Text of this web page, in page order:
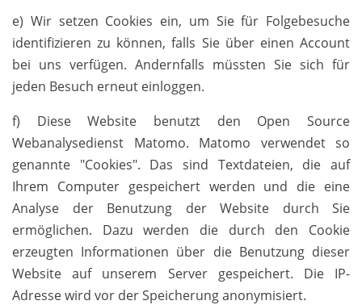
e) Wir setzen Cookies ein, um Sie für Folgebesuche
identifizieren zu können, falls Sie über einen Account
bei uns verfügen. Andernfalls müssten Sie sich für
jeden Besuch erneut einloggen.
f) Diese Website benutzt den Open Source
Webanalysedienst Matomo. Matomo verwendet so
genannte "Cookies". Das sind Textdateien, die auf
Ihrem Computer gespeichert werden und die eine
Analyse der Benutzung der Website durch Sie
ermöglichen. Dazu werden die durch den Cookie
erzeugten Informationen über die Benutzung dieser
Website auf unserem Server gespeichert. Die IP-
Adresse wird vor der Speicherung anonymisiert.